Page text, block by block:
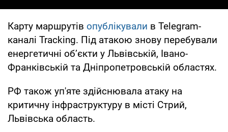
Карту маршрутів опублікували в Telegram-
каналі Tracking. Під атакою знову перебували
енергетичні обʼєкти у Львівській, Івано-
Франківській та Дніпропетровській областях.
РФ також уп'яте здійснювала атаку на
критичну інфраструктуру в місті Стрий,
Львівська область.